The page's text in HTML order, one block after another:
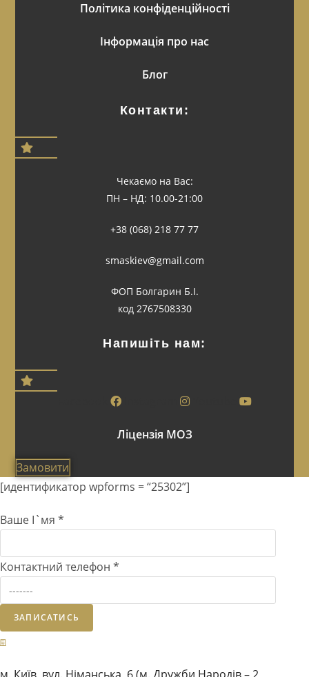
Політика конфіденційності
Інформація про нас
Блог
Контакти:
Чекаємо на Вас:
ПН – НД: 10.00-21:00
+38 (068) 218 77 77
smaskiev@gmail.com
ФОП Болгарин Б.І.
код 2767508330
Напишіть нам:
Ліцензія МОЗ
Замовити
[идентификатор wpforms = “25302”]
Ваше І`мя *
Контактний телефон *
ЗАПИСАТИСЬ